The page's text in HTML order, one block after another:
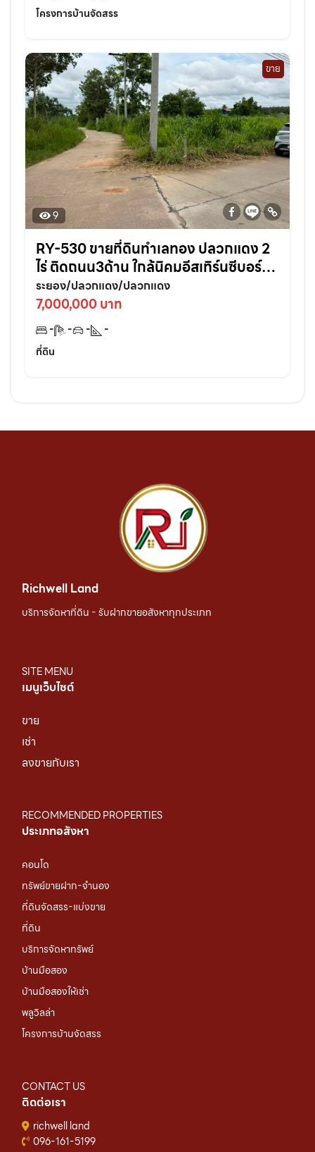
โครงการบ้านจัดสรร
ขาย
9
RY-530 ขายที่ดินทำเลทอง ปลวกแดง 2
ไร่ ติดถนน3ด้าน ใกล้นิคมอีสเทิร์นซีบอร์ด
เหมาะสร้างบ้าน/หอพัก ลงทุนคุ้ม !
ระยอง/ปลวกแดง/ปลวกแดง
7,000,000 บาท
- - -
-
ที่ดิน
Richwell Land
บริการจัดหาที่ดิน - รับฝากขายอสังหาทุกประเภท
SITE MENU
เมนูเว็บไซต์
ขาย
เช่า
ลงขายกับเรา
RECOMMENDED PROPERTIES
ประเภทอสังหา
คอนโด
ทรัพย์ขายฝาก-จำนอง
ที่ดินจัดสรร-แบ่งขาย
ที่ดิน
บริการจัดหาทรัพย์
บ้านมือสอง
บ้านมือสองให้เช่า
พลูวิลล่า
โครงการบ้านจัดสรร
CONTACT US
ติดต่อเรา
richwell land
096-161-5199